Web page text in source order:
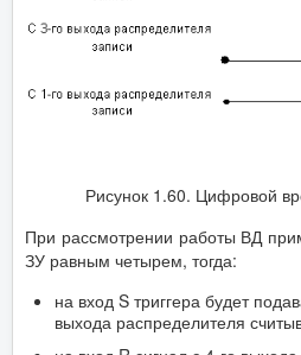
Рисунок 1.60. Цифровой
При рассмотрении работы ВД
ЗУ равным четырем, тогда:
на вход S триггера будет
выхода распределителя